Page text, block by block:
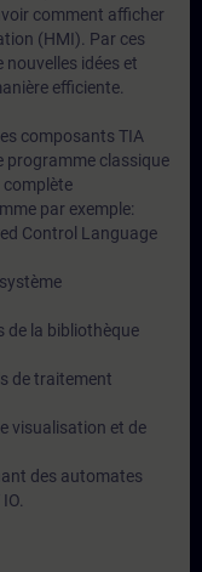
comment afficher
(HMI). Par ces
idées et
efficiente.
composants TIA
programme classique
complète
par exemple:
Control Language
de la bibliothèque
de traitement
visualisation et de
des automates